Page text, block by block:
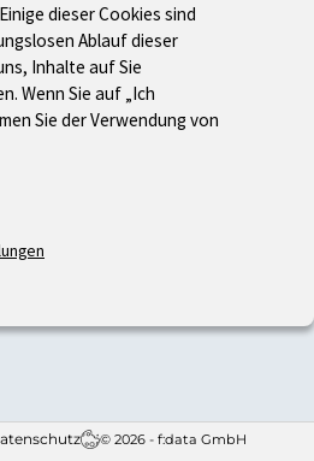
© 2026 - f:data GmbH
dieser Cookies sind
Ablauf dieser
Inhalte auf Sie
Wenn Sie auf „Ich
Sie der Verwendung von